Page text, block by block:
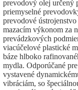
prevodový olej určený
priemyselné
prevodové
mazacím výkonom za
prevádzkových
viacúčelové plastické
báze hlboko
mydla. Odporúčané
vystavené
vibráciám, so